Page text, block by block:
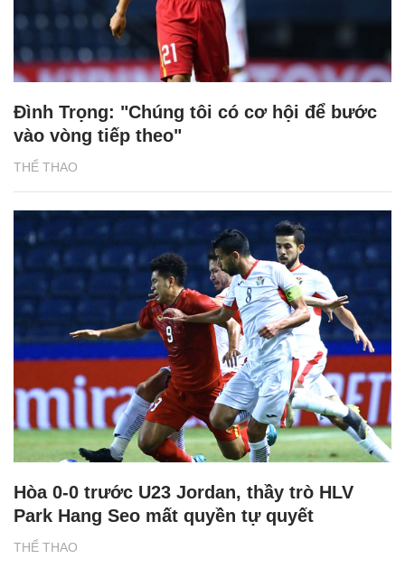
THỂ THAO
Đình Trọng: "Chúng tôi có cơ hội để bước
vào vòng tiếp theo"
THỂ THAO
Hòa 0-0 trước U23 Jordan, thầy trò HLV
Park Hang Seo mất quyền tự quyết